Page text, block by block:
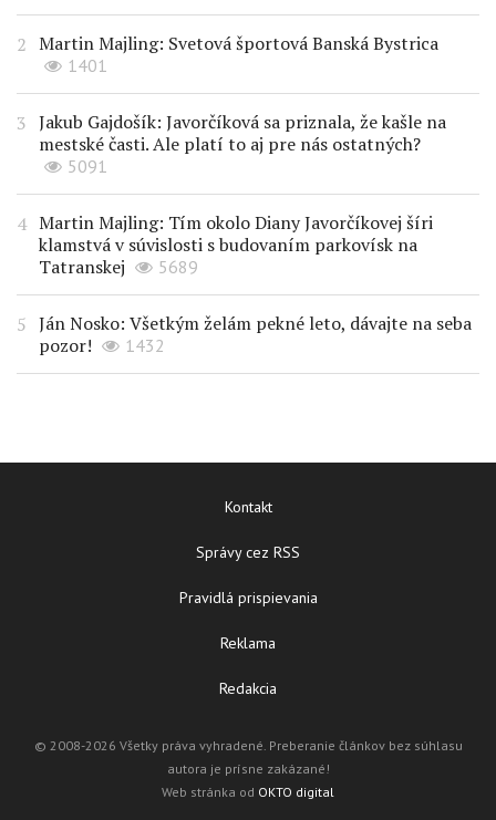
Martin Majling: Svetová športová Banská Bystrica
1401
Jakub Gajdošík: Javorčíková sa priznala, že kašle na
mestské časti. Ale platí to aj pre nás ostatných?
5091
Martin Majling: Tím okolo Diany Javorčíkovej šíri
klamstvá v súvislosti s budovaním parkovísk na
Tatranskej
5689
Ján Nosko: Všetkým želám pekné leto, dávajte na seba
pozor!
1432
Kontakt
Správy cez RSS
Pravidlá prispievania
Reklama
Redakcia
© 2008-2026 Všetky práva vyhradené. Preberanie článkov bez súhlasu
autora je prísne zakázané!
Web stránka od OKTO digital